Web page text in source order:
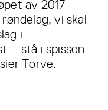
av 2017
vi skal
i
– stå i spissen
Torve.